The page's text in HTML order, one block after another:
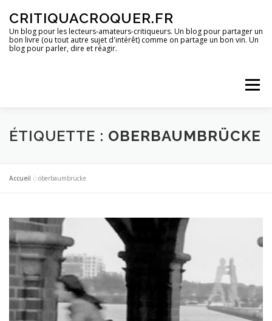
contenu
CRITIQUACROQUER.FR
Un blog pour les lecteurs-amateurs-critiqueurs. Un blog pour partager un
bon livre (ou tout autre sujet d'intérêt) comme on partage un bon vin. Un
blog pour parler, dire et réagir.
Menu
ACCUEIL UN BLOG ? DES LIVRES
DES IMAGES
DES BONS PLANS
ÉTIQUETTE : OBERBAUMBRÜCKE
Accueil »oberbaumbrücke